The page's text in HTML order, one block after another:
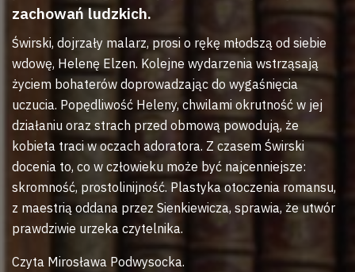
zachowań ludzkich.
Świrski, dojrzały malarz, prosi o rękę młodszą od siebie
wdowę, Helenę Elzen. Kolejne wydarzenia wstrząsają
życiem bohaterów doprowadzając do wygaśnięcia
uczucia. Popędliwość Heleny, chwilami okrutność w jej
działaniu oraz strach przed obmową powodują, że
kobieta traci w oczach adoratora. Z czasem Świrski
docenia to, co w człowieku może być najcenniejsze:
skromność, prostolinijność. Plastyka otoczenia romansu,
z maestrią oddana przez Sienkiewicza, sprawia, że utwór
prawdziwie urzeka czytelnika.
Czyta Mirosława Podwysocka.